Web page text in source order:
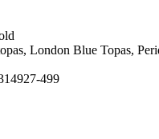
London Blue Topas,
499